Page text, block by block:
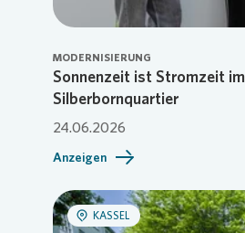
MODERNISIERUNG
Sonnenzeit ist Stromzeit im
Silberbornquartier
24.06.2026
Anzeigen
KASSEL